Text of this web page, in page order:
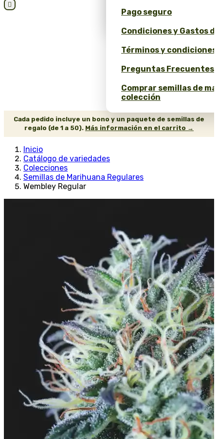
Obtén un 10% de
Pago seguro
Condiciones y Gastos
Términos y
Preguntas Frecuentes
Comprar semillas de
colección

Cada pedido incluye un bono y un paquete de semillas de
regalo (de 1 a 50). Más información en el carrito →
Inicio
Catálogo de variedades
Colecciones
Semillas de Marihuana Regulares
Wembley Regular